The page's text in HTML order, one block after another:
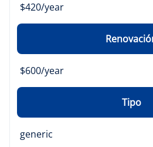
$420/year
$600/year
Tipo
generic